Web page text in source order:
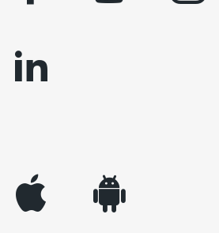
linkedin
appleinc android